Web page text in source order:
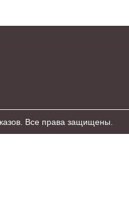
Все права защищены.